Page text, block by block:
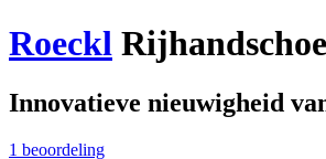
Roeckl
Innovatieve nieuwigheid
1 beoordeling